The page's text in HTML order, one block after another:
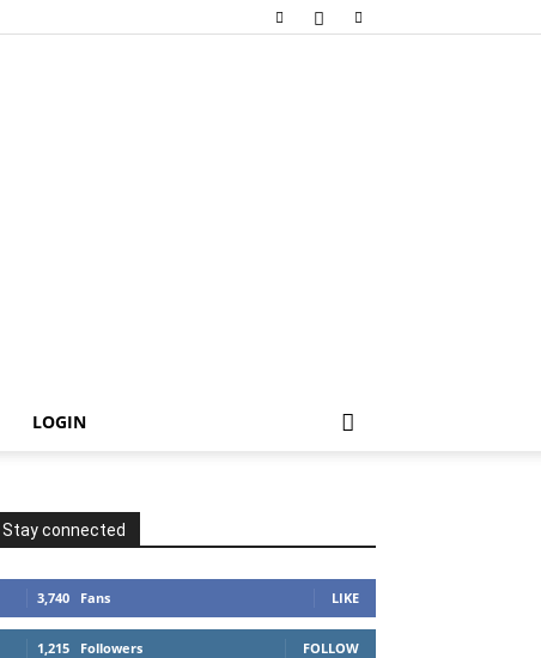
LOGIN
Stay connected
3,740 Fans LIKE
1,215 Followers FOLLOW